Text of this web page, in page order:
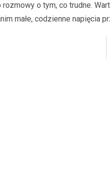
o tym, co trudne.
małe, codzienne napięcia